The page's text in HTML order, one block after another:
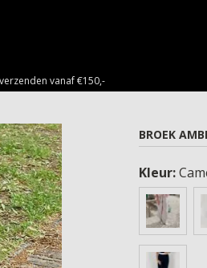
vanaf €150,-
BROEK
Kleur: